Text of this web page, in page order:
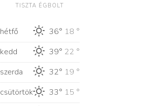
TISZTA ÉGBOLT
hétfő 36° 18 °
kedd
39° 22 °
szerda
32° 19 °
csütörtök
33° 15 °